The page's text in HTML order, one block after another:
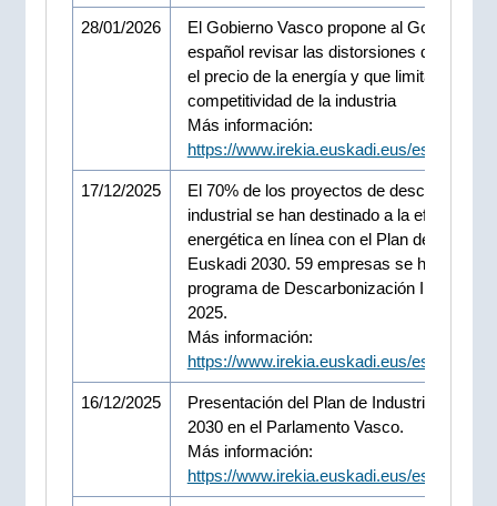
28/01/2026
El Gobierno Vasco propone al Gobierno
español revisar las distorsiones que
el precio de la energía y que limitan la
competitividad de la industria
Más información:
https://www.irekia.euskadi.eus/es/news/
17/12/2025
El 70% de los proyectos de
industrial se han destinado a la eficiencia
energética en línea con el Plan de Industria
Euskadi 2030. 59 empresas se han
programa de Descarbonización Industrial
2025.
Más información:
https://www.irekia.euskadi.eus/es/news/
16/12/2025
Presentación del Plan de Industria -
2030 en el Parlamento Vasco.
Más información:
https://www.irekia.euskadi.eus/es/news/